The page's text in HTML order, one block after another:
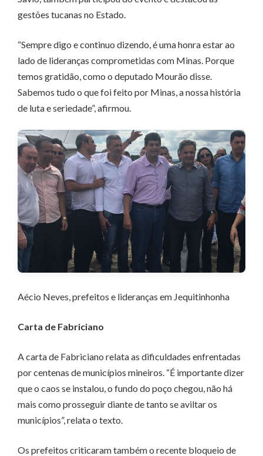
gestões tucanas no Estado.
“Sempre digo e continuo dizendo, é uma honra estar ao
lado de lideranças comprometidas com Minas. Porque
temos gratidão, como o deputado Mourão disse.
Sabemos tudo o que foi feito por Minas, a nossa história
de luta e seriedade”, afirmou.
Aécio Neves, prefeitos e lideranças em Jequitinhonha
Carta de Fabriciano
A carta de Fabriciano relata as dificuldades enfrentadas
por centenas de municípios mineiros. “É importante dizer
que o caos se instalou, o fundo do poço chegou, não há
mais como prosseguir diante de tanto se aviltar os
municípios”, relata o texto.
Os prefeitos criticaram também o recente bloqueio de